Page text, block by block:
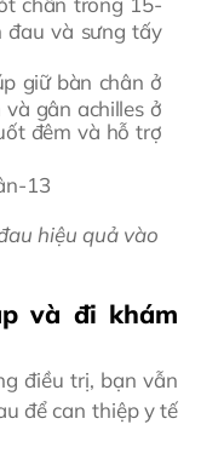
đau và sưng tấy
giữ bàn chân ở
gân achilles ở
đêm và hỗ trợ
hiệu quả vào
và đi khám
điều trị, bạn vẫn
để can thiệp y tế